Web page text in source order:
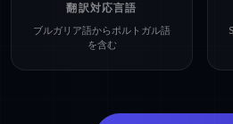
翻訳対応言語
ブルガリア語からポルトガル語
を含む